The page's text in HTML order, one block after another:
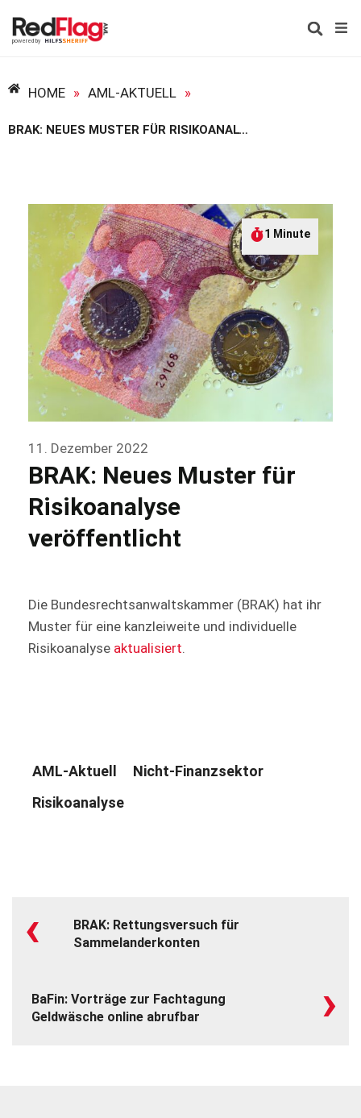
HOME » AML-AKTUELL »
BRAK: NEUES MUSTER FÜR RISIKOANALYSE VERÖFFENTLICHT
11. Dezember 2022
BRAK: Neues Muster für
Risikoanalyse
veröffentlicht
1 Minute
Die Bundesrechtsanwaltskammer (BRAK) hat ihr
Muster für eine kanzleiweite und individuelle
Risikoanalyse aktualisiert.
AML-Aktuell
Nicht-Finanzsektor
Risikoanalyse
‹
BRAK: Rettungsversuch für
Sammelanderkonten
BaFin: Vorträge zur Fachtagung
Geldwäsche online abrufbar
›